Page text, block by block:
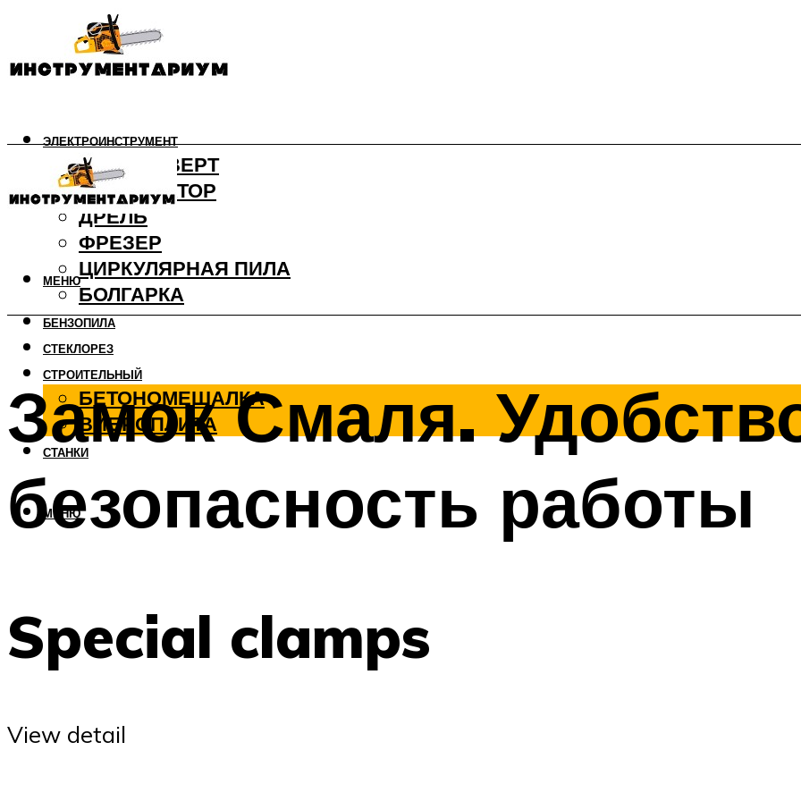
ЭЛЕКТРОИНСТРУМЕНТ
ШУРУПОВЕРТ
ПЕРФОРАТОР
ДРЕЛЬ
ФРЕЗЕР
ЦИРКУЛЯРНАЯ ПИЛА
БОЛГАРКА
БЕНЗОПИЛА
СТЕКЛОРЕЗ
СТРОИТЕЛЬНЫЙ
БЕТОНОМЕШАЛКА
ВИБРОПЛИТА
СТАНКИ
МЕНЮ
МЕНЮ
Замок Смаля.
безопасность работы
Special clamps
View detail